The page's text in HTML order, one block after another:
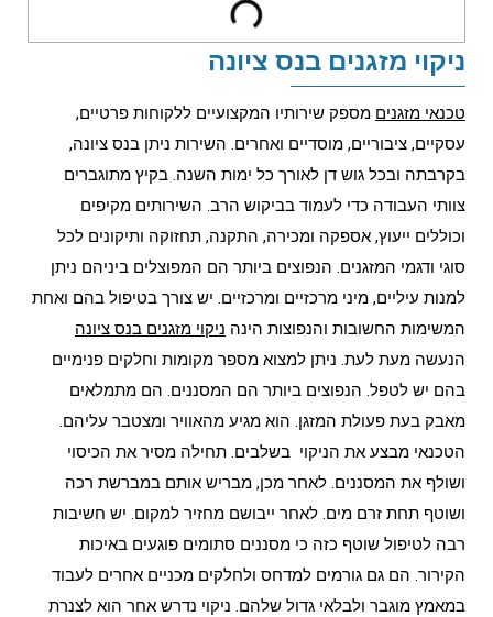
ניקוי מזגנים בנס ציונה
טכנאי מזגנים מספק שירותיו המקצועיים ללקוחות פרטיים,
עסקיים, ציבוריים, מוסדיים ואחרים. השירות ניתן בנס ציונה,
בקרבתה ובכל גוש דן לאורך כל ימות השנה. בקיץ מתוגברים
צוותי העבודה כדי לעמוד בביקוש הרב. השירותים מקיפים
וכוללים ייעוץ, אספקה ומכירה, התקנה, תחזוקה ותיקונים לכל
סוגי ודגמי המזגנים. הנפוצים ביותר הם המפוצלים ביניהם ניתן
למנות עיליים, מיני מרכזיים ומרכזיים. יש צורך בטיפול בהם ואחת
המשימות החשובות והנפוצות הינה ניקוי מזגנים בנס ציונה
הנעשה מעת לעת. ניתן למצוא מספר מקומות וחלקים פנימיים
בהם יש לטפל. הנפוצים ביותר הם המסננים. הם מתמלאים
מאבק בעת פעולת המזגן. הוא מגיע מהאוויר ומצטבר עליהם.
הטכנאי מבצע את הניקוי בשלבים. תחילה מסיר את הכיסוי
ושולף את המסננים. לאחר מכן, מבריש אותם במברשת רכה
ושוטף תחת זרם מים. לאחר ייבושם מחזיר למקום. יש חשיבות
רבה לטיפול שוטף כזה כי מסננים סתומים פוגעים באיכות
הקירור. הם גם גורמים למדחס ולחלקים מכניים אחרים לעבוד
במאמץ מוגבר ולבלאי גדול שלהם. ניקוי נדרש אחר הוא לצנרת